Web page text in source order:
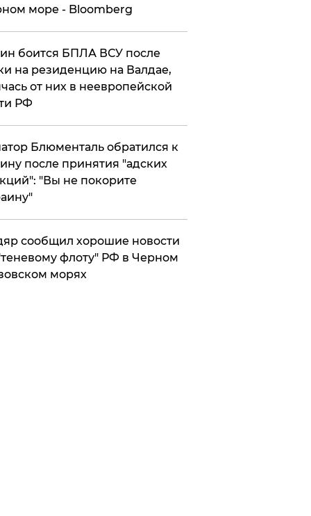
море - Bloomberg
боится БПЛА ВСУ после
на резиденцию на Валдае,
от них в неевропейской
РФ
Блюменталь обратился к
после принятия "адских
"Вы не покорите
сообщил хорошие новости
флоту" РФ в Черном
морях